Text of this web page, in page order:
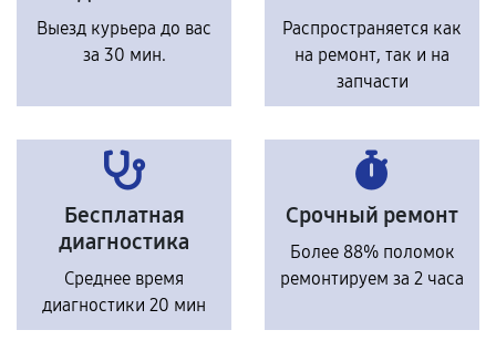
Выезд курьера до вас
за 30 мин.
Распространяется как
на ремонт, так и на
запчасти
Бесплатная
диагностика
Среднее время
диагностики 20 мин
Срочный ремонт
Более 88% поломок
ремонтируем за 2 часа